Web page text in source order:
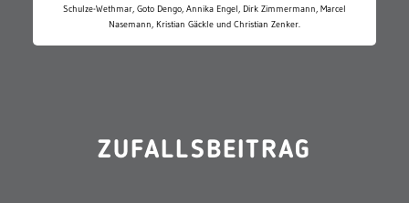
Schulze-Wethmar, Goto Dengo, Annika Engel, Dirk Zimmermann, Marcel
Nasemann, Kristian Gäckle und Christian Zenker.
ZUFALLSBEITRAG